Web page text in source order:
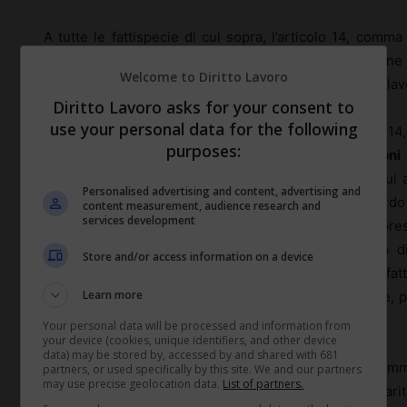
A tutte le fattispecie di cui sopra, l’articolo 14,
aggiunto un’ulteriore ipotesi di accesso alla
di un accordo tra le parti per porre fine al rapporto di
Al riguardo, si osserva preliminarmente che l’articolo
del 2020 dispone chele preclusioni e le sospensioni
licenziamento per giustificato motivo oggettivo, di
non trovano applicazione nelle ipotesi di
organizzazioni sindacali comparativamente più
oggetto un incentivo alla risoluzione del rapporto
aderiscono al predetto accordo, operando quindi di
lavoratori, ove ricorrano gli altri presupposti di legge,
prestazione di disoccupazione NASpI.
In ordine all’ambito di applicazione dell’articolo 14,
Ministero del Lavoro e delle politiche sociali ha
Welcome to Diritto Lavoro
Diritto Lavoro asks for your consent to
use your personal data for the following
purposes:
Personalised advertising and content, advertising and
content measurement, audience research and
services development
Store and/or access information on a device
Learn more
Your personal data will be processed and information from
your device (cookies, unique identifiers, and other device
data) may be stored by, accessed by and shared with 681
partners, or used specifically by this site. We and our partners
may use precise geolocation data. List of partners.